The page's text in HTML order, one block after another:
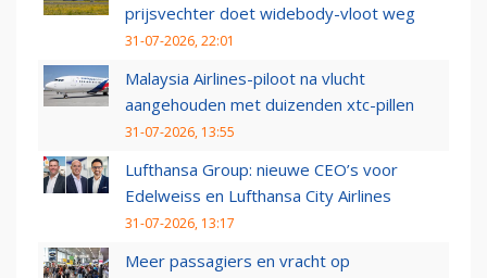
prijsvechter doet widebody-vloot weg
31-07-2026, 22:01
Malaysia Airlines-piloot na vlucht
aangehouden met duizenden xtc-pillen
31-07-2026, 13:55
Lufthansa Group: nieuwe CEO’s voor
Edelweiss en Lufthansa City Airlines
31-07-2026, 13:17
Meer passagiers en vracht op